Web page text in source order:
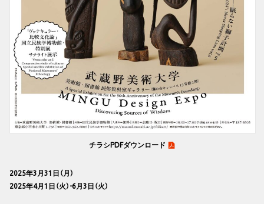
チラシPDFダウンロード
2025年3月31日（月）
2025年4月1日（火）-6月3日（火）